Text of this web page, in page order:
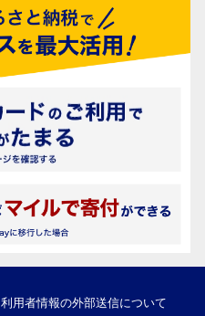
利用者情報の外部送信について